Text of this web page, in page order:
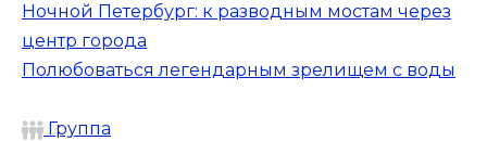
Ночной Петербург: к разводным мостам через
центр города
Полюбоваться легендарным зрелищем с воды
Группа